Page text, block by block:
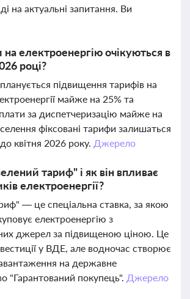
на актуальні запитання. Ви
електроенергію очікуються в
році?
підвищення тарифів на
майже на 25% та
за диспетчеризацію майже на
фіксовані тарифи залишаться
квітня 2026 року. Джерело
тариф" і як він впливає
електроенергії?
— це спеціальна ставка, за якою
електроенергію з
джерел за підвищеною ціною. Це
у ВДЕ, але водночас створює
на державне
"Гарантований покупець". Джерело